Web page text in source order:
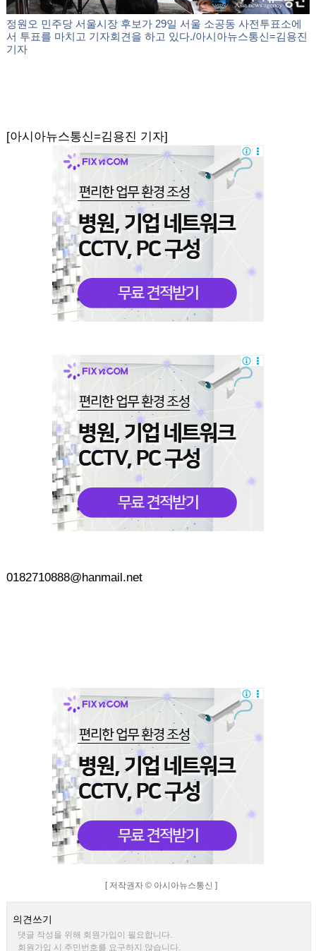
정원오 민주당 서울시장 후보가 29일 서울 소공동 사전투표소에
서 투표를 마치고 기자회견을 하고 있다./아시아뉴스통신=김용진
기자
[아시아뉴스통신=김용진 기자]
0182710888@hanmail.net
[ 저작권자 © 아시아뉴스통신 ]
의견쓰기
댓글 작성을 위해 회원가입이 필요합니다.
회원가입 시 주민번호를 요구하지 않습니다.